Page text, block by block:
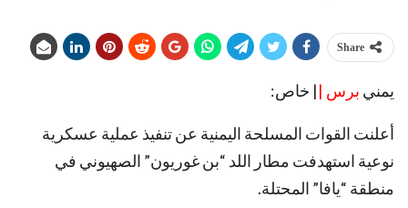
Share
يمني برس || خاص:
أعلنت القوات المسلحة اليمنية عن تنفيذ عملية عسكرية
نوعية استهدفت مطار اللد “بن غوريون” الصهيوني في
منطقة “يافا” المحتلة.